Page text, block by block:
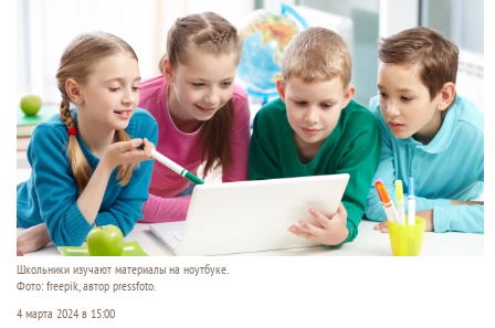
Школьники изучают материалы на ноутбуке.
Фото: freepik, автор pressfoto.
4 марта 2024 в 15:00